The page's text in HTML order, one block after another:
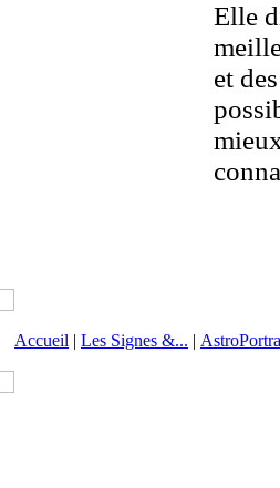
Elle
et
Accueil | Les Signes &... |